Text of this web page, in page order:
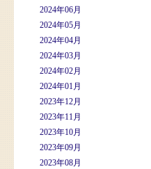
2024年06月
2024年05月
2024年04月
2024年03月
2024年02月
2024年01月
2023年12月
2023年11月
2023年10月
2023年09月
2023年08月